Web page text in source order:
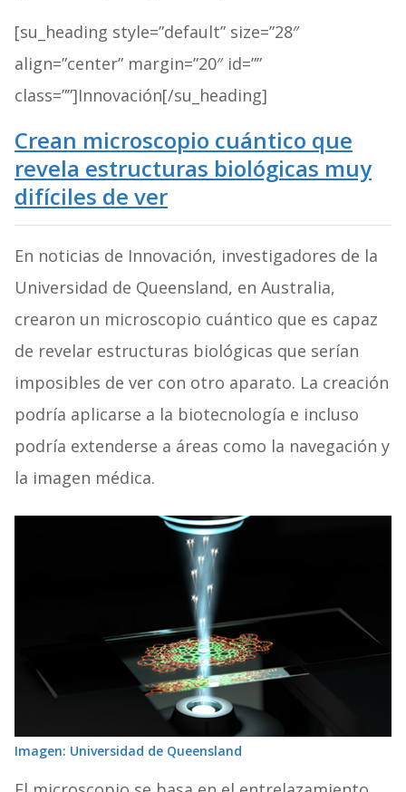
[su_heading style=”default” size=”28″
align=”center” margin=”20″ id=””
class=””]Innovación[/su_heading]
Crean microscopio cuántico que
revela estructuras biológicas muy
difíciles de ver
En noticias de Innovación, investigadores de la
Universidad de Queensland, en Australia,
crearon un microscopio cuántico que es capaz
de revelar estructuras biológicas que serían
imposibles de ver con otro aparato. La creación
podría aplicarse a la biotecnología e incluso
podría extenderse a áreas como la navegación y
la imagen médica.
Imagen: Universidad de Queensland